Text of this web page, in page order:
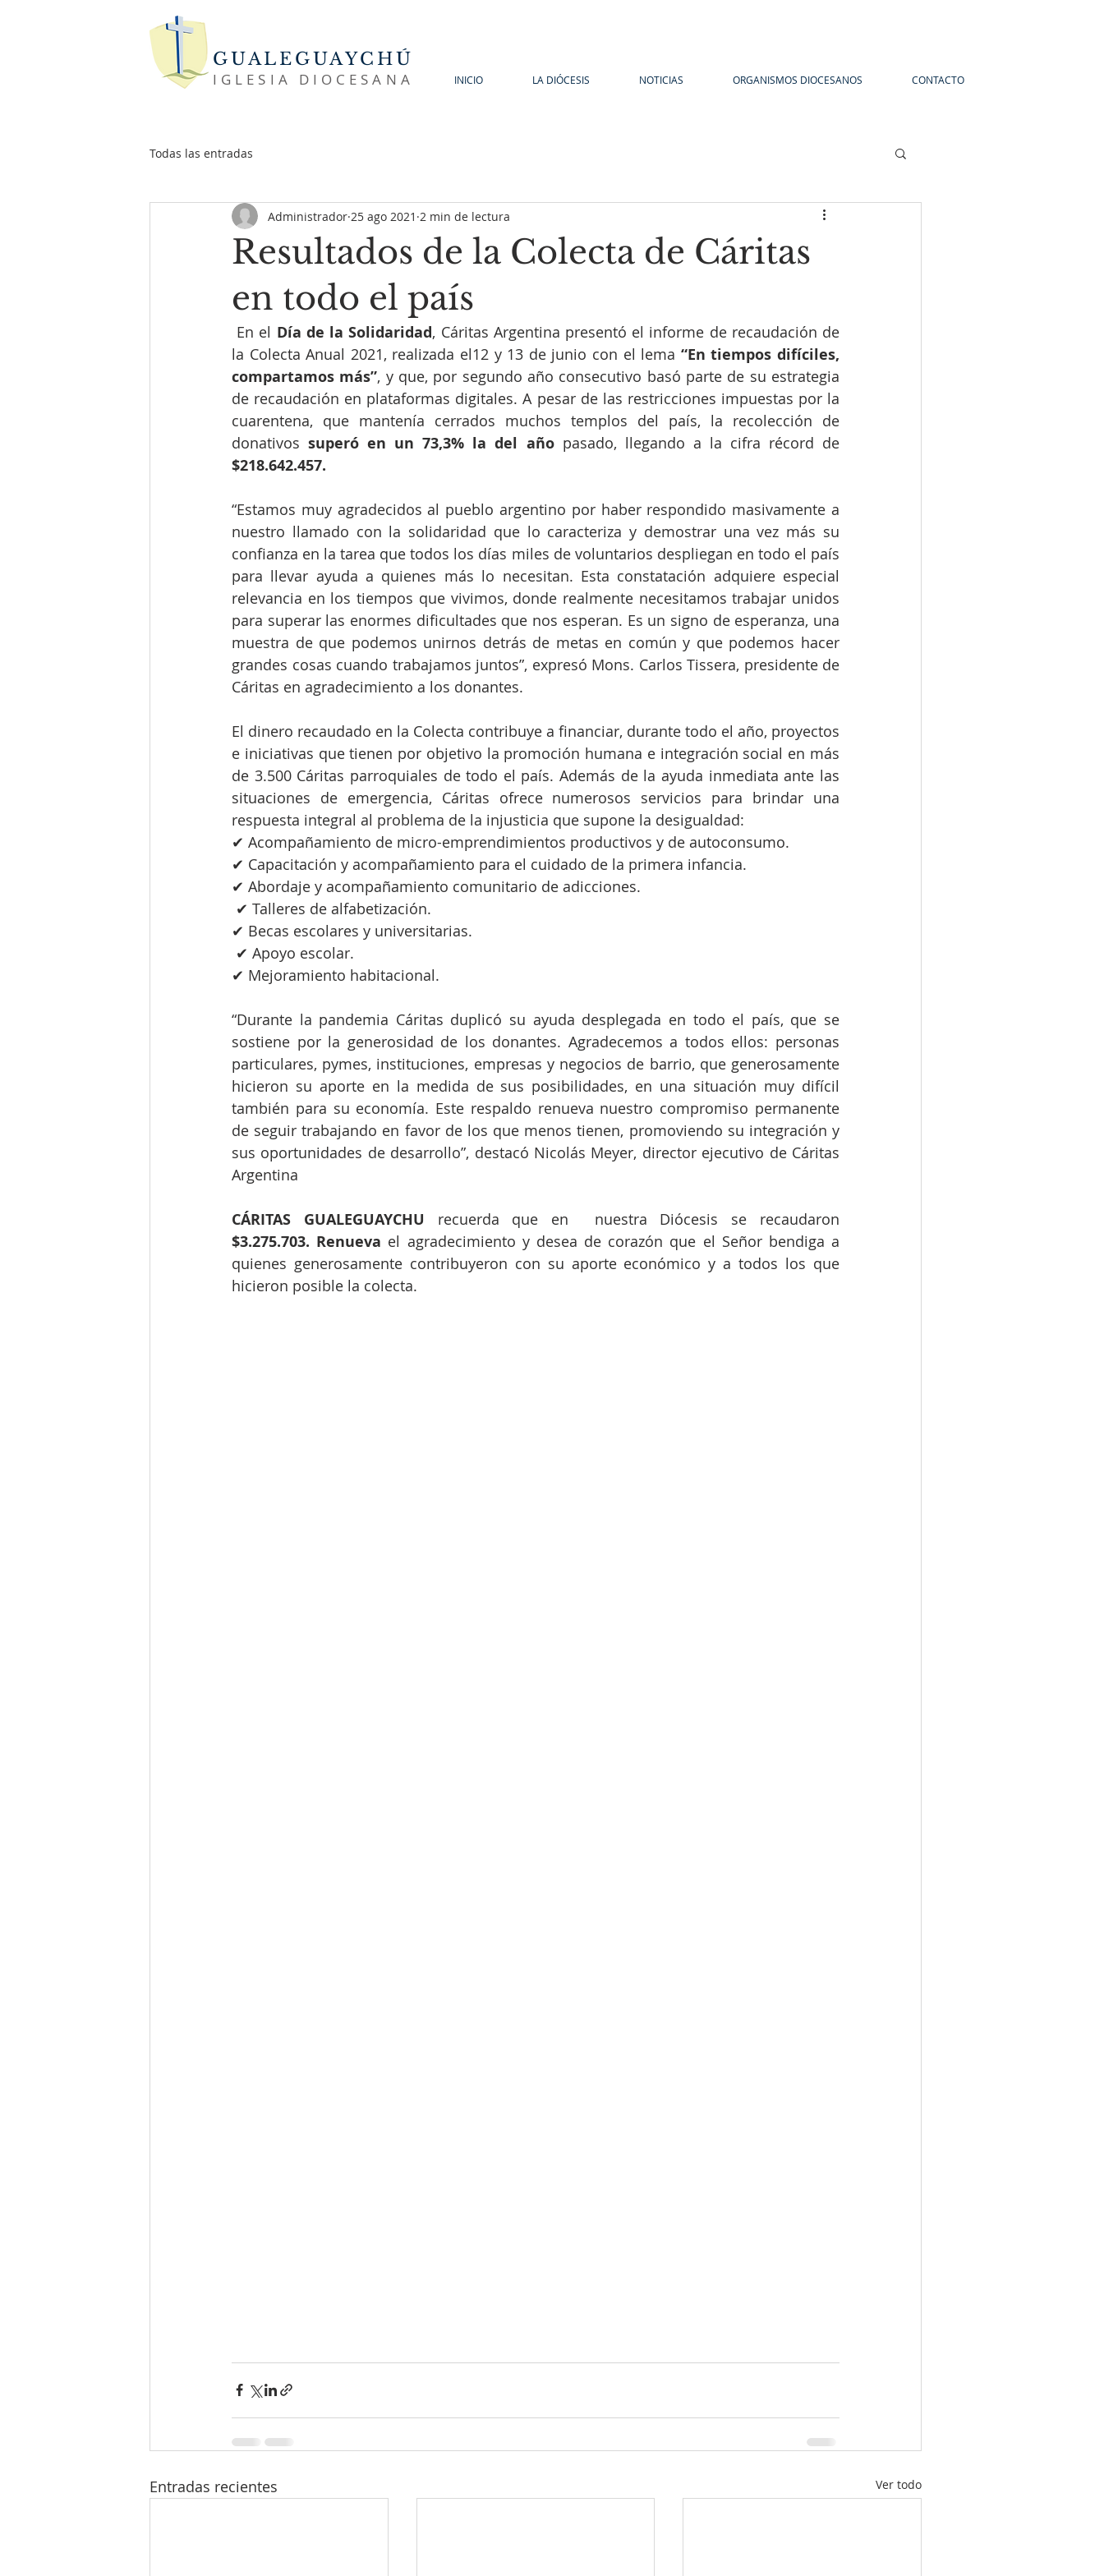
GUALEGUAYCHÚ
IGLESIA DIOCESANA INICIO LA DIÓCESIS NOTICIAS ORGANISMOS DIOCESANOS CONTACTO
Todas las entradas
Resultados de la Colecta de Cáritas
en todo el país
Administrador 25 ago 2021 2 min de lectura
En el Día de la Solidaridad, Cáritas Argentina presentó el informe de recaudación de
la Colecta Anual 2021, realizada el12 y 13 de junio con el lema “En tiempos difíciles,
compartamos más”, y que, por segundo año consecutivo basó parte de su estrategia
de recaudación en plataformas digitales. A pesar de las restricciones impuestas por la
cuarentena, que mantenía cerrados muchos templos del país, la recolección de
donativos superó en un 73,3% la del año
$218.642.457.
“Estamos muy agradecidos al pueblo argentino por haber respondido masivamente a
nuestro llamado con la solidaridad que lo caracteriza y demostrar una vez más su
confianza en la tarea que todos los días miles de voluntarios despliegan en todo el país
para llevar ayuda a quienes más lo necesitan. Esta constatación adquiere especial
relevancia en los tiempos que vivimos, donde realmente necesitamos trabajar unidos
para superar las enormes dificultades que nos esperan. Es un signo de esperanza, una
muestra de que podemos unirnos detrás de metas en común y que podemos hacer
grandes cosas cuando trabajamos juntos”, expresó Mons. Carlos Tissera, presidente de
Cáritas en agradecimiento a los donantes.
El dinero recaudado en la Colecta contribuye a financiar, durante todo el año, proyectos
e iniciativas que tienen por objetivo la promoción humana e integración social en más
de 3.500 Cáritas parroquiales de todo el país. Además de la ayuda inmediata ante las
situaciones de emergencia, Cáritas ofrece numerosos servicios para brindar una
respuesta integral al problema de la injusticia que supone la desigualdad:
✔ Acompañamiento de micro-emprendimientos productivos y de autoconsumo.
✔ Capacitación y acompañamiento para el cuidado de la primera infancia.
✔ Abordaje y acompañamiento comunitario de adicciones.
✔ Talleres de alfabetización.
✔ Becas escolares y universitarias.
✔ Apoyo escolar.
✔ Mejoramiento habitacional.
“Durante la pandemia Cáritas duplicó su ayuda desplegada en todo el país, que se
sostiene por la generosidad de los donantes. Agradecemos a todos ellos: personas
particulares, pymes, instituciones, empresas y negocios de barrio, que generosamente
hicieron su aporte en la medida de sus posibilidades, en una situación muy difícil
también para su economía. Este respaldo renueva nuestro compromiso permanente
de seguir trabajando en favor de los que menos tienen, promoviendo su integración y
sus oportunidades de desarrollo”, destacó Nicolás Meyer, director ejecutivo de Cáritas
Argentina
CÁRITAS GUALEGUAYCHU
$3.275.703. Renueva el agradecimiento y desea de corazón que el Señor bendiga a
quienes generosamente contribuyeron con su aporte económico y a todos los que
hicieron posible la colecta.
Entradas recientes Ver todo